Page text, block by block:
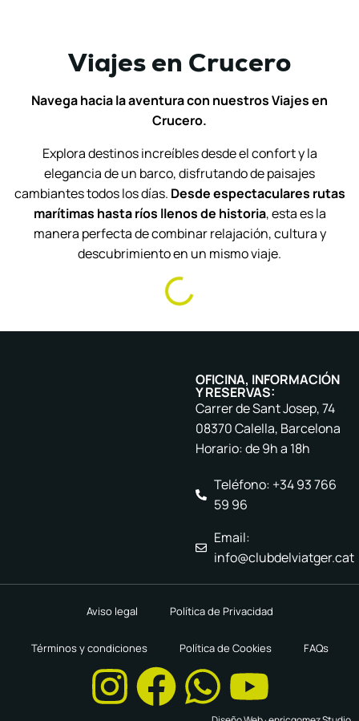
Viajes en Crucero
Navega hacia la aventura con nuestros Viajes en
Crucero.
Explora destinos increíbles desde el confort y la
elegancia de un barco, disfrutando de paisajes
cambiantes todos los días. Desde espectaculares rutas
marítimas hasta ríos llenos de historia, esta es la
manera perfecta de combinar relajación, cultura y
descubrimiento en un mismo viaje.
OFICINA, INFORMACIÓN
Y RESERVAS:
Carrer de Sant Josep, 74
08370 Calella, Barcelona
Horario: de 9h a 18h
Teléfono: +34 93 766
59 96
Email:
info@clubdelviatger.cat
Aviso legal Política de Privacidad
Términos y condiciones Política de Cookies FAQs